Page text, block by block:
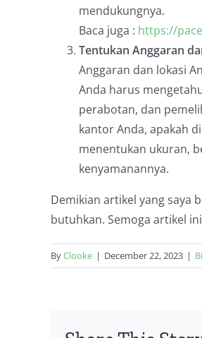
mendukungnya.
Baca juga : https://
Tentukan Anggaran
Anggaran dan lokasi
Anda harus
perabotan, dan
kantor Anda, apakah
menentukan ukuran,
kenyamanannya.
Demikian artikel yang saya
butuhkan. Semoga artikel
ByClooke | December 22, 2023 |